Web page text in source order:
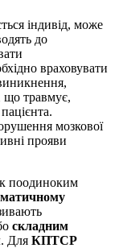
індивід, може
до
враховувати
що травмує,
мозкової
прояви
поодиноким
складним
. Для КПТСР